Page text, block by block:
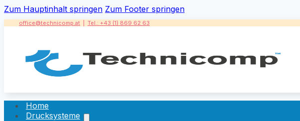
Zum Hauptinhalt springen Zum Footer springen
office@technicomp.at Tel.: +43 (1) 869 62 63
Home
Drucksysteme